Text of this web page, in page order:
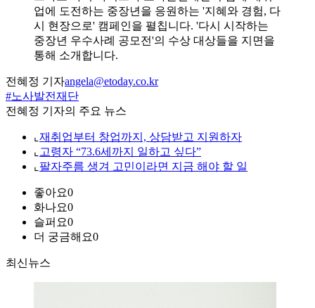
업에 도전하는 중장년을 응원하는 '지혜와 경험, 다
시 현장으로' 캠페인을 펼칩니다. '다시 시작하는
중장년 우수사례 공모전'의 수상 대상들을 지면을
통해 소개합니다.
전혜정 기자angela@etoday.co.kr
#노사발전재단
전혜정 기자의 주요 뉴스
⌞ 재취업부터 창업까지, 상담받고 지원하자
⌞ 고령자 “73.6세까지 일하고 싶다”
⌞ 팔자주름 생겨 고민이라면 지금 해야 할 일
좋아요0
화나요0
슬퍼요0
더 궁금해요0
최신뉴스